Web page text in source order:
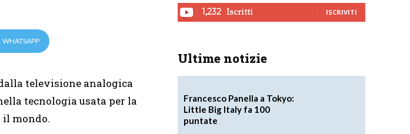
WHATSAPP
televisione analogica
tecnologia usata per la
il mondo.
1,232 Iscritti ISCRIVITI
Ultime notizie
Francesco Panella a Tokyo:
Little Big Italy fa 100
puntate